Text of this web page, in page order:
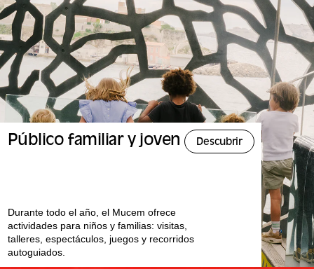
Público familiar y joven Descubrir
Durante todo el año, el Mucem ofrece
actividades para niños y familias: visitas,
talleres, espectáculos, juegos y recorridos
autoguiados.